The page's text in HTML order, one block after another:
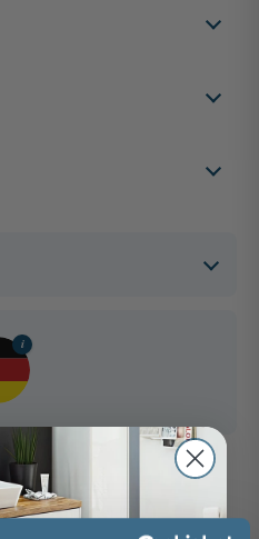
Handtuchhalter (3)